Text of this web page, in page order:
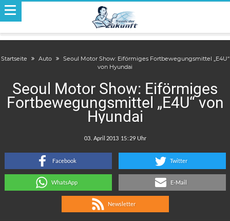
Startseite Auto
Seoul Motor Show: Eiförmiges Fortbewegungsmittel „E4U“
von Hyundai
Seoul Motor Show: Eiförmiges
Fortbewegungsmittel „E4U“ von
Hyundai
:
Facebook Twitter
WhatsApp E-Mail
Newsletter